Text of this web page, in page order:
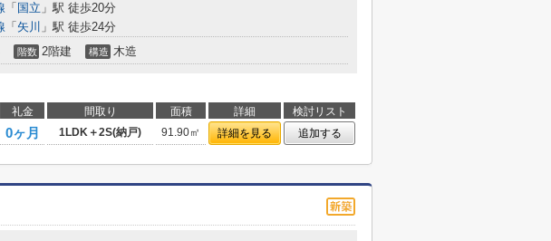
「 国立 」駅 徒歩20分
「 矢川 」駅 徒歩24分
階数 2階建 構造 木造
礼金 間取り 面積 詳細
検討リスト
0ヶ月 1LDK＋2S(納戸) 91.90㎡ 詳細を見る 追加する